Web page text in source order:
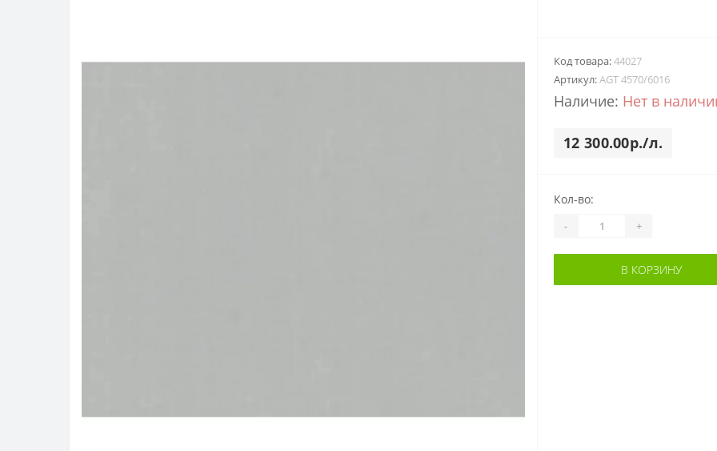
Код товара:44027
Артикул:AGT 4570/6016
Наличие: Нет в
12 300.00р./л.
Кол-во:
- +
В КОРЗИНУ